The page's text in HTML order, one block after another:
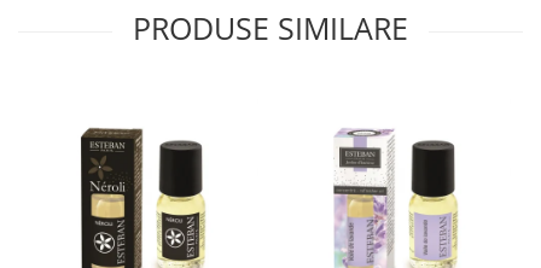
PRODUSE SIMILARE